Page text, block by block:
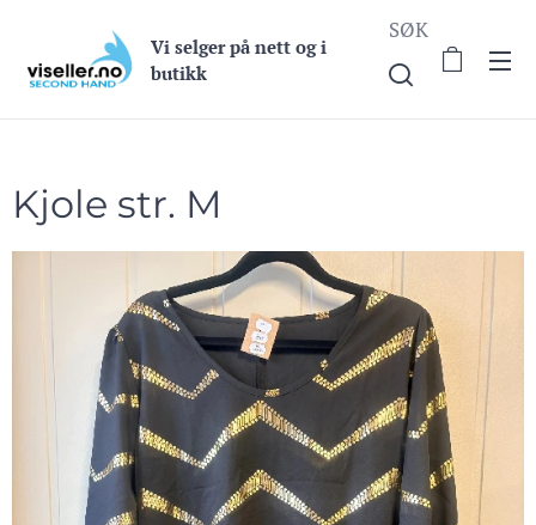
Vi selger på nett og i
butikk
SØK
Kjole str. M